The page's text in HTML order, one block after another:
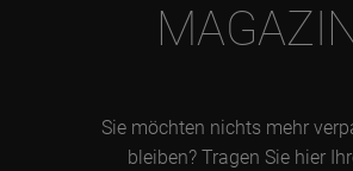
Sie möchten nichts mehr
bleiben? Tragen Sie hier